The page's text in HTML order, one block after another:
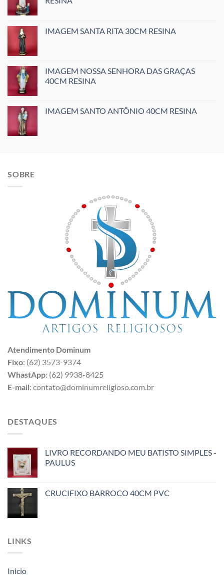
IMAGEM SANTA RITA 30CM RESINA
IMAGEM NOSSA SENHORA DAS GRAÇAS
40CM RESINA
IMAGEM SANTO ANTÔNIO 40CM RESINA
SOBRE
Atendimento Dominum
Fixo: (62) 3573-9374
WhastApp: (62) 9938-8425
E-mail: contato@dominumreligioso.com.br
DESTAQUES
LIVRO RECORDANDO MEU BATISTO SIMPLES -
PAULUS
CRUCIFIXO BARROCO 40CM PVC
LINKS
Inicio